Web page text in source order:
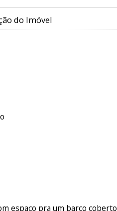
do Imóvel
espaço pra um barco coberto